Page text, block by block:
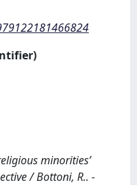
minorities’
/ Bottoni, R.. -